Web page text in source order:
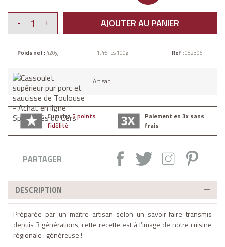
AJOUTER AU PANIER
Poids net :420g 1.4€ les 100g Ref :052396
Artisan
Cumulez5 points
fidélité
Paiement en 3x sans
frais
PARTAGER Partager :Tweet Instagram
DESCRIPTION
Préparée par un maître artisan selon un savoir-faire transmis
depuis 3 générations, cette recette est à l’image de notre cuisine
régionale : généreuse !